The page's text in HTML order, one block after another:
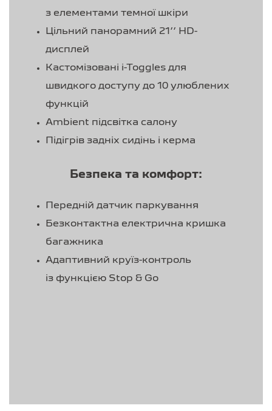
з елементами темної шкіри
Цільний панорамний 21’’ HD-
дисплей
Кастомізовані i-Toggles для
швидкого доступу до 10 улюблених
функцій
Ambient підсвітка салону
Підігрів задніх сидінь і керма
Безпека та комфорт:
Передній датчик паркування
Безконтактна електрична кришка
багажника
Адаптивний круїз-контроль
із функцією Stop & Go